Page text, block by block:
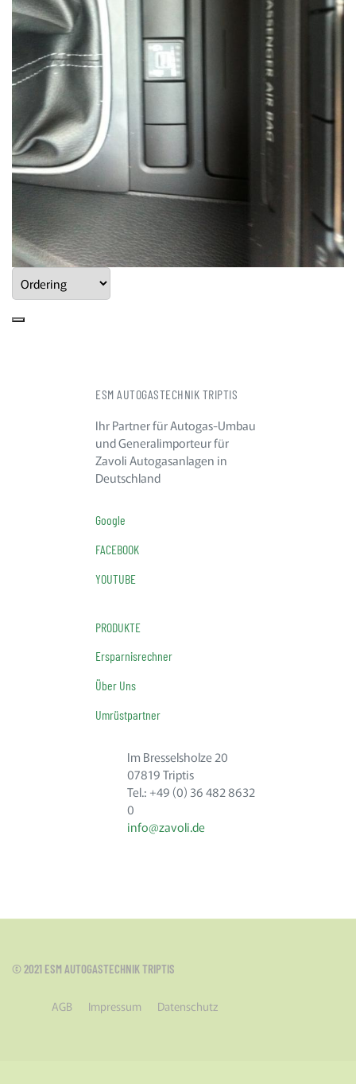
ESM AUTOGASTECHNIK TRIPTIS
Ihr Partner für Autogas-Umbau
und Generalimporteur für
Zavoli Autogasanlagen in
Deutschland
Google
FACEBOOK
YOUTUBE
PRODUKTE
Ersparnisrechner
Über Uns
Umrüstpartner
Im Bresselsholze 20
07819 Triptis
Tel.: +49 (0) 36 482 8632
0
info@zavoli.de
© 2021 ESM AUTOGASTECHNIK TRIPTIS
AGB Impressum Datenschutz